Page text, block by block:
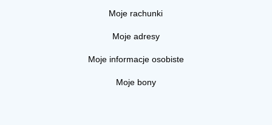
Moje rachunki
Moje adresy
Moje informacje osobiste
Moje bony